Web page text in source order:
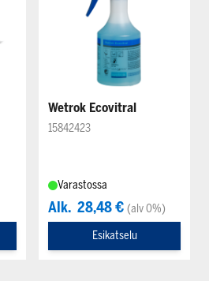
Wetrok Ecovitral
15842423
Varastossa
Alk. 28,48 € (alv 0%)
Esikatselu